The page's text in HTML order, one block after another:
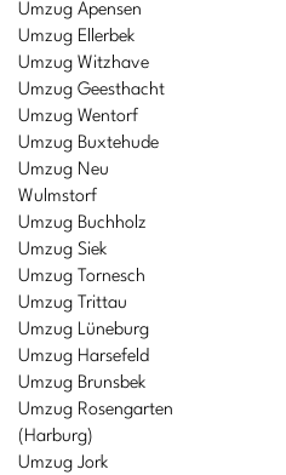
Umzug Apensen
Umzug Ellerbek
Umzug Witzhave
Umzug Geesthacht
Umzug Wentorf
Umzug Buxtehude
Umzug Neu
Wulmstorf
Umzug Buchholz
Umzug Siek
Umzug Tornesch
Umzug Trittau
Umzug Lüneburg
Umzug Harsefeld
Umzug Brunsbek
Umzug Rosengarten
(Harburg)
Umzug Jork